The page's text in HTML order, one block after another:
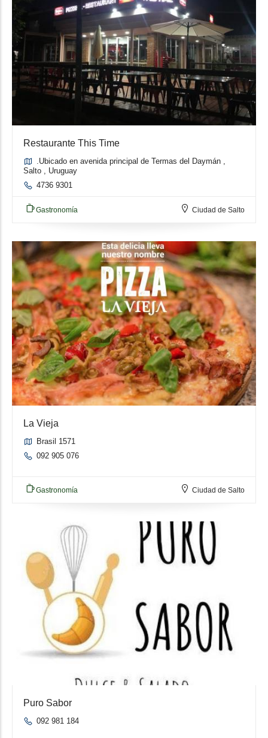
Restaurante This Time
.Ubicado en avenida principal de Termas del Daymán ,
Salto , Uruguay
4736 9301
Gastronomía Ciudad de Salto
La Vieja
Brasil 1571
092 905 076
Gastronomía Ciudad de Salto
Puro Sabor
092 981 184